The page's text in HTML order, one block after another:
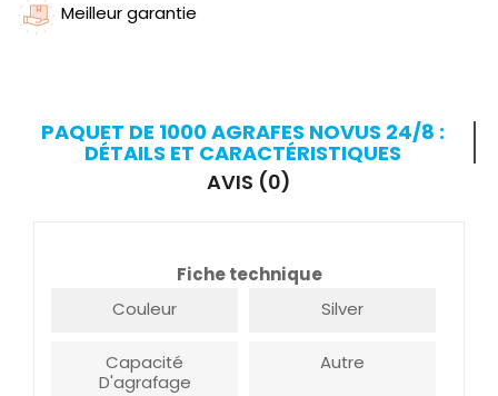
Meilleur garantie
PAQUET DE 1000 AGRAFES NOVUS 24/8 :
DÉTAILS ET CARACTÉRISTIQUES
AVIS (0)
Fiche technique
Couleur
Silver
Capacité
D'agrafage
Autre